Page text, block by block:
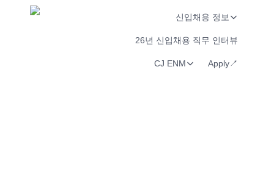
신입채용 정보
26년 신입채용 직무 인터뷰
CJ ENM Apply↗︎